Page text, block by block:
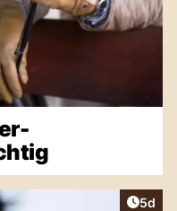
5d